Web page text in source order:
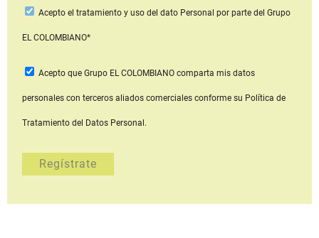
Acepto el tratamiento y uso del dato Personal por parte del Grupo
EL COLOMBIANO*
Acepto que Grupo EL COLOMBIANOcomparta mis datos
personales con terceros aliados comerciales conforme su Política de
Tratamiento del Datos Personal.